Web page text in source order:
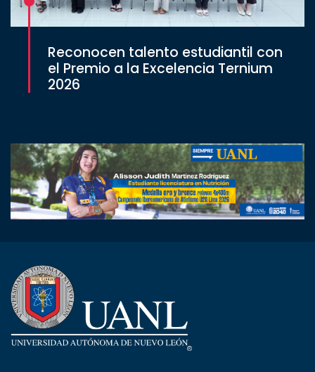
Reconocen talento estudiantil con
el Premio a la Excelencia Ternium
2026